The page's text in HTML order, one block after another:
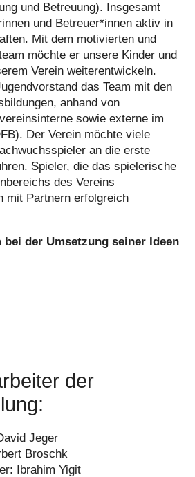
und Betreuung). Insgesamt
und Betreuer*innen aktiv in
Mit dem motivierten und
möchte er unsere Kinder und
Verein weiterentwickeln.
das Team mit den
anhand von
sowie externe im
Der Verein möchte viele
an die erste
Spieler, die das spielerische
des Vereins
mit Partnern erfolgreich
der Umsetzung seiner Ideen
der
Jeger
Broschk
Ibrahim Yigit